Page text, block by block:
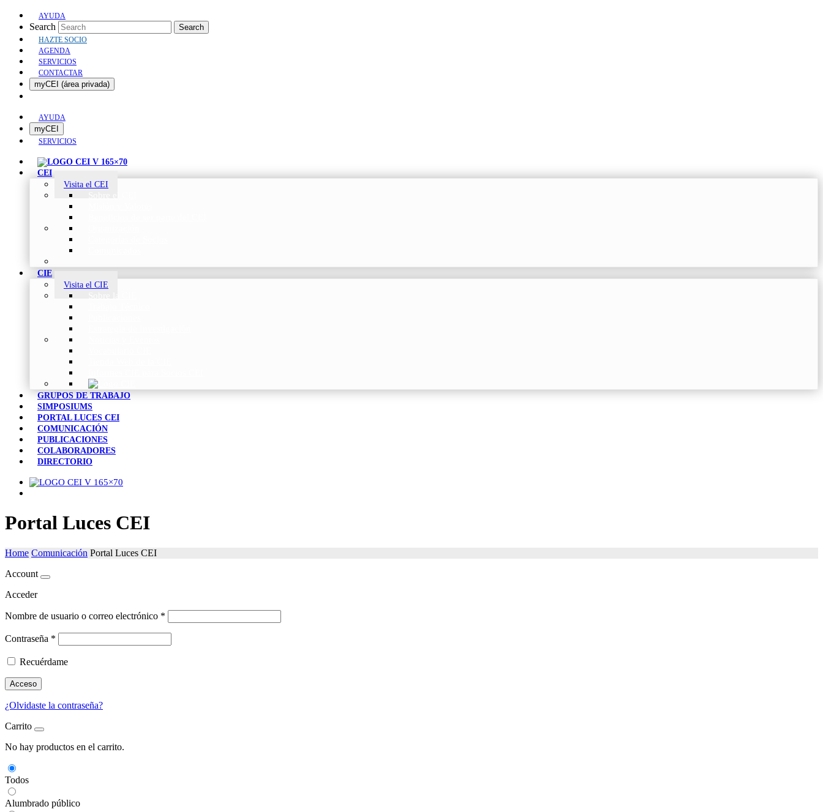
AYUDA
Search Search
HAZTE SOCIO
AGENDA
SERVICIOS
CONTACTAR
myCEI (área privada)
AYUDA
myCEI
SERVICIOS
CEI
Visita el CEI
CIE
Visita el CIE
GRUPOS DE TRABAJO
SIMPOSIUMS
PORTAL LUCES CEI
COMUNICACIÓN
PUBLICACIONES
COLABORADORES
DIRECTORIO
Portal Luces CEI
Home Comunicación Portal Luces CEI
Account
Acceder
Nombre de usuario o correo electrónico *
Contraseña *
Recuérdame
Acceso
¿Olvidaste la contraseña?
Carrito
No hay productos en el carrito.
Todos
Alumbrado público